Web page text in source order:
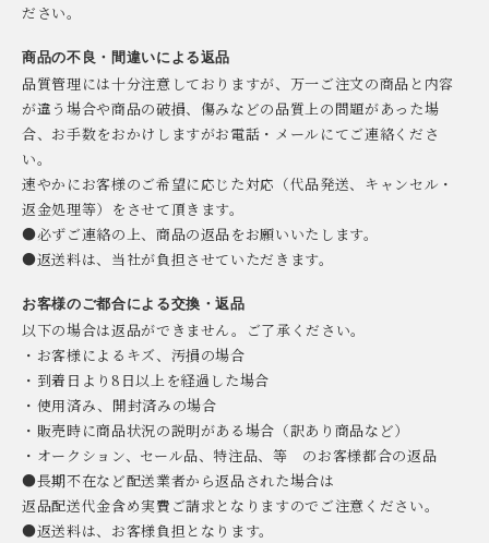
ださい。
商品の不良・間違いによる返品
品質管理には十分注意しておりますが、万一ご注文の商品と内容
が違う場合や商品の破損、傷みなどの品質上の問題があった場
合、お手数をおかけしますがお電話・メールにてご連絡くださ
い。
速やかにお客様のご希望に応じた対応（代品発送、キャンセル・
返金処理等）をさせて頂きます。
●必ずご連絡の上、商品の返品をお願いいたします。
●返送料は、当社が負担させていただきます。
お客様のご都合による交換・返品
以下の場合は返品ができません。ご了承ください。
・お客様によるキズ、汚損の場合
・到着日より8日以上を経過した場合
・使用済み、開封済みの場合
・販売時に商品状況の説明がある場合（訳あり商品など）
・オークション、セール品、特注品、等 のお客様都合の返品
●長期不在など配送業者から返品された場合は
返品配送代金含め実費ご請求となりますのでご注意ください。
●返送料は、お客様負担となります。